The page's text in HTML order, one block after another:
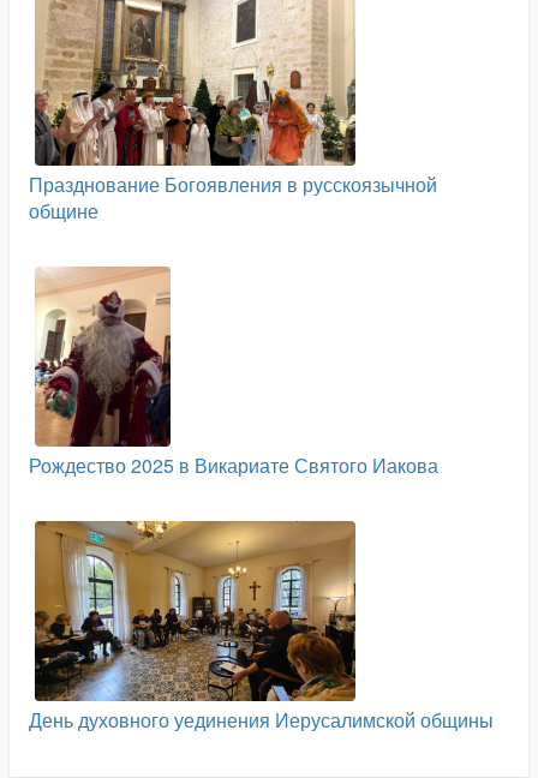
Празднование Богоявления в русскоязычной
общине
Рождество 2025 в Викариате Святого Иакова
День духовного уединения Иерусалимской общины